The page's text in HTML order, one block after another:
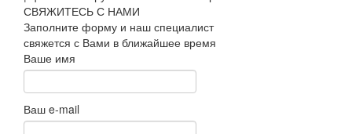
СВЯЖИТЕСЬ С НАМИ
Заполните форму и наш специалист
свяжется с Вами в ближайшее время
Ваше имя
Ваш e-mail